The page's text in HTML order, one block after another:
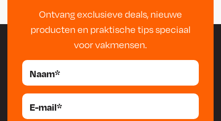
Ontvang exclusieve deals, nieuwe
producten en praktische tips speciaal
voor vakmensen.